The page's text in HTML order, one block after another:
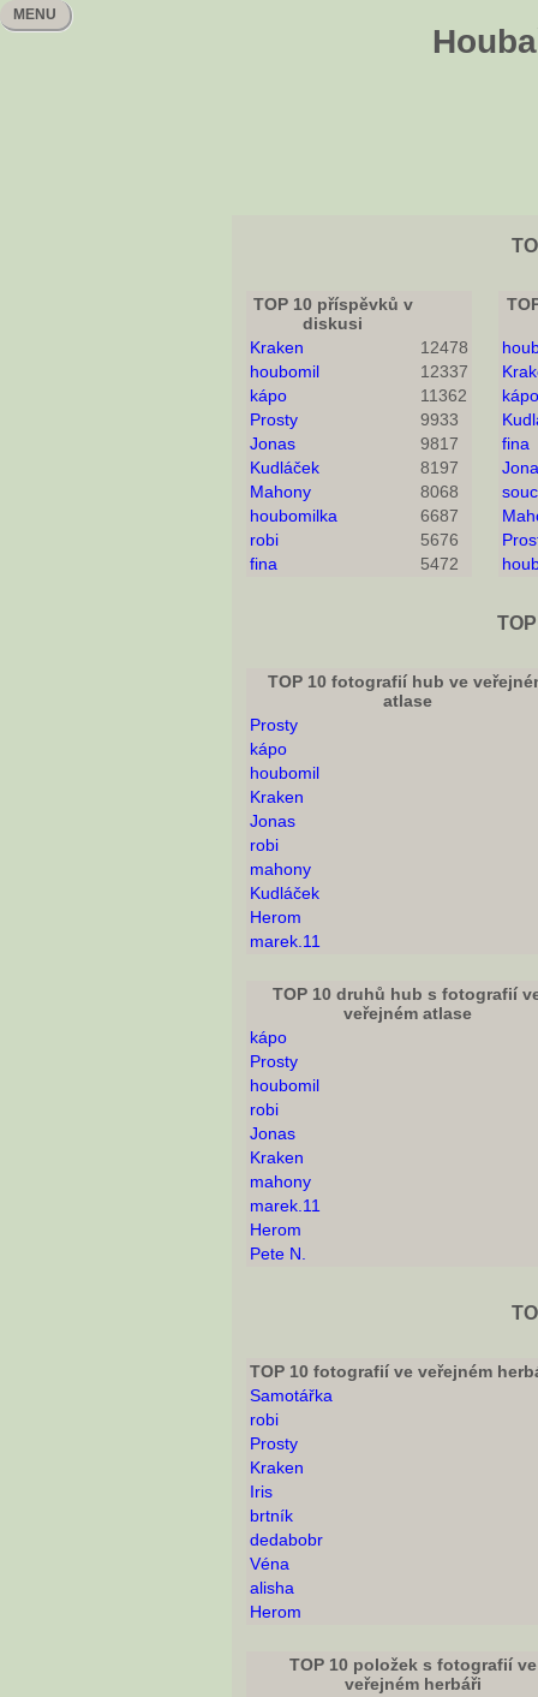
MENU
TOP 10 příspěvků v
diskusi
Kraken
12478
houbomil
12337
kápo
11362
Prosty
9933
Jonas
9817
Kudláček
8197
Mahony
8068
houbomilka
6687
robi
5676
fina
5472
kápo
fina
TOP 10 fotografií hub ve
atlase
Prosty
kápo
houbomil
Kraken
Jonas
robi
mahony
Kudláček
Herom
marek.11
TOP 10 druhů hub s fotografií
veřejném atlase
kápo
Prosty
houbomil
robi
Jonas
Kraken
mahony
marek.11
Herom
Pete N.
TOP 10 fotografií ve veřejném
Samotářka
robi
Prosty
Kraken
Iris
brtník
dedabobr
Véna
alisha
Herom
TOP 10 položek s fotografií ve
veřejném herbáři